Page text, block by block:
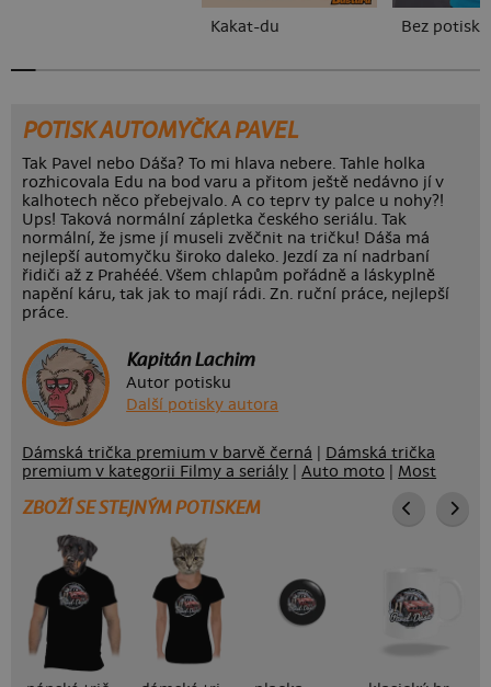
Kakat-du Bez potisku
POTISK AUTOMYČKA PAVEL
Tak Pavel nebo Dáša? To mi hlava nebere. Tahle holka
rozhicovala Edu na bod varu a přitom ještě nedávno jí v
kalhotech něco přebejvalo. A co teprv ty palce u nohy?!
Ups! Taková normální zápletka českého seriálu. Tak
normální, že jsme jí museli zvěčnit na tričku! Dáša má
nejlepší automyčku široko daleko. Jezdí za ní nadrbaní
řidiči až z Prahééé. Všem chlapům pořádně a láskyplně
napění káru, tak jak to mají rádi. Zn. ruční práce, nejlepší
práce.
Kapitán Lachim
Autor potisku
Další potisky autora
Dámská trička premium v barvě černá
Dámská trička
premium v kategorii Filmy a seriály |Auto moto Most
ZBOŽÍ SE STEJNÝM POTISKEM